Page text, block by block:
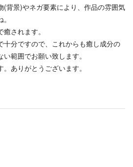
(背景)やネガ要素により、作品の雰囲気
されます。
十分ですので、これからも癒し成分の
範囲でお願い致します。
ありがとうございます。